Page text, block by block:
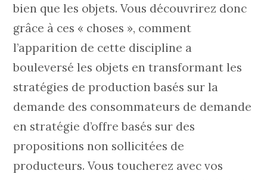
bien que les objets. Vous découvrirez donc
grâce à ces « choses », comment
l’apparition de cette discipline a
bouleversé les objets en transformant les
stratégies de production basés sur la
demande des consommateurs de demande
en stratégie d’offre basés sur des
propositions non sollicitées de
producteurs. Vous toucherez avec vos